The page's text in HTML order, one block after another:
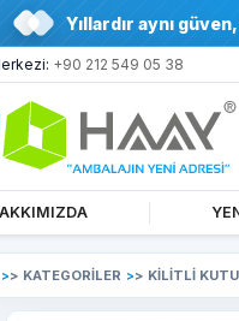
Yıllardır aynı
+90 212 549 05 38
> KATEGORİLER > KİLİTLİ